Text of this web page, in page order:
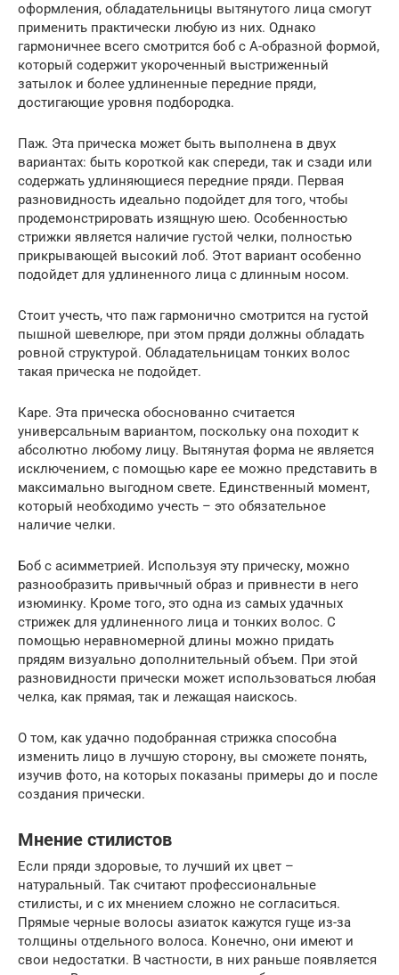
оформления, обладательницы вытянутого лица смогут
применить практически любую из них. Однако
гармоничнее всего смотрится боб с А-образной формой,
который содержит укороченный выстриженный
затылок и более удлиненные передние пряди,
достигающие уровня подбородка.
Паж. Эта прическа может быть выполнена в двух
вариантах: быть короткой как спереди, так и сзади или
содержать удлиняющиеся передние пряди. Первая
разновидность идеально подойдет для того, чтобы
продемонстрировать изящную шею. Особенностью
стрижки является наличие густой челки, полностью
прикрывающей высокий лоб. Этот вариант особенно
подойдет для удлиненного лица с длинным носом.
Стоит учесть, что паж гармонично смотрится на густой
пышной шевелюре, при этом пряди должны обладать
ровной структурой. Обладательницам тонких волос
такая прическа не подойдет.
Каре. Эта прическа обоснованно считается
универсальным вариантом, поскольку она походит к
абсолютно любому лицу. Вытянутая форма не является
исключением, с помощью каре ее можно представить в
максимально выгодном свете. Единственный момент,
который необходимо учесть – это обязательное
наличие челки.
Боб с асимметрией. Используя эту прическу, можно
разнообразить привычный образ и привнести в него
изюминку. Кроме того, это одна из самых удачных
стрижек для удлиненного лица и тонких волос. С
помощью неравномерной длины можно придать
прядям визуально дополнительный объем. При этой
разновидности прически может использоваться любая
челка, как прямая, так и лежащая наискось.
О том, как удачно подобранная стрижка способна
изменить лицо в лучшую сторону, вы сможете понять,
изучив фото, на которых показаны примеры до и после
создания прически.
Мнение стилистов
Если пряди здоровые, то лучший их цвет –
натуральный. Так считают профессиональные
стилисты, и с их мнением сложно не согласиться.
Прямые черные волосы азиаток кажутся гуще из-за
толщины отдельного волоса. Конечно, они имеют и
свои недостатки. В частности, в них раньше появляется